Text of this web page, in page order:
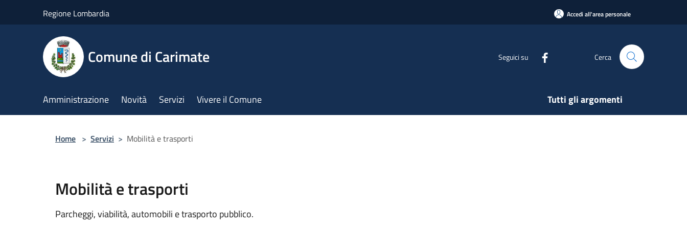
Regione Lombardia Accedi all'area personale
Comune di Carimate Seguici su Cerca
Amministrazione Novità Servizi Vivere il Comune Tutti gli argomenti
Home > Servizi > Mobilità e trasporti
Mobilità e trasporti
Parcheggi, viabilità, automobili e trasporto pubblico.